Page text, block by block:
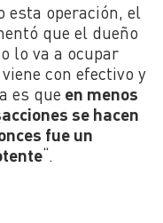
esta operación, el
que el dueño
lo va a ocupar
con efectivo y
es que en menos
se hacen
fue un
“.